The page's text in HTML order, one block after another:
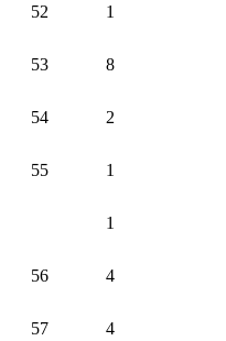
52 1
53 8
54 2
55 1
1
56 4
57 4